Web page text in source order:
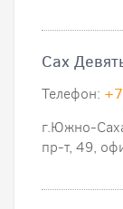
Сах
Телефон:
г.Южно-
пр-т, 49,